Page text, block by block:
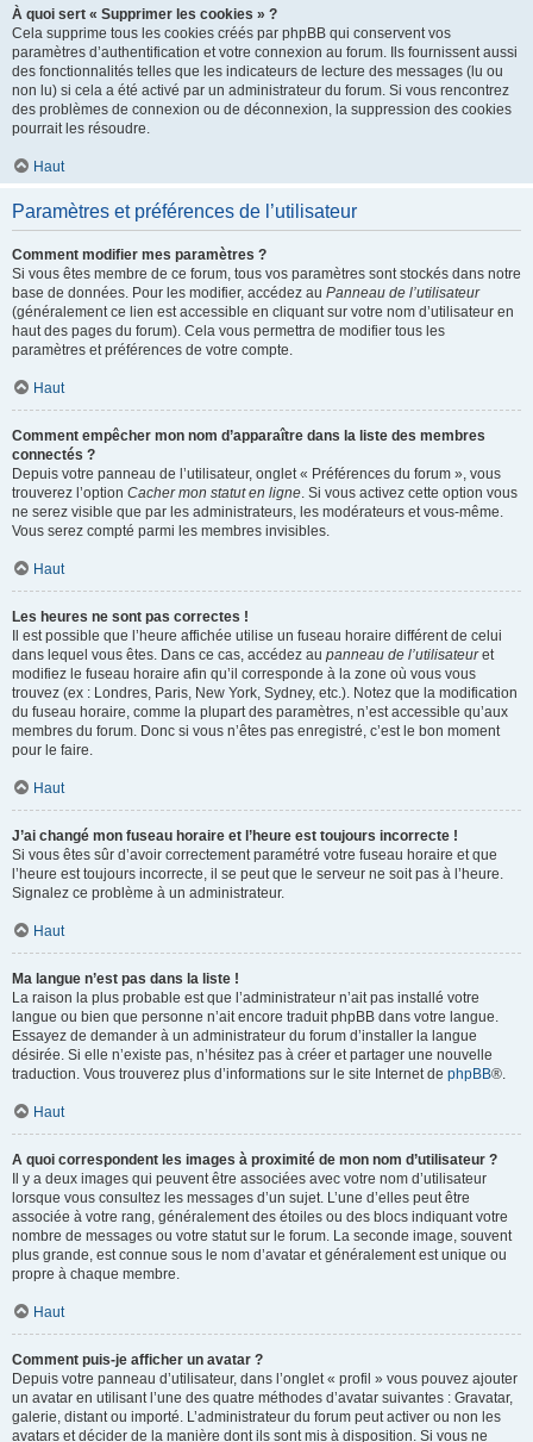
À quoi sert « Supprimer les cookies » ?
Cela supprime tous les cookies créés par phpBB qui conservent vos
paramètres d’authentification et votre connexion au forum. Ils fournissent aussi
des fonctionnalités telles que les indicateurs de lecture des messages (lu ou
non lu) si cela a été activé par un administrateur du forum. Si vous rencontrez
des problèmes de connexion ou de déconnexion, la suppression des cookies
pourrait les résoudre.
Haut
Paramètres et préférences de l’utilisateur
Comment modifier mes paramètres ?
Si vous êtes membre de ce forum, tous vos paramètres sont stockés dans notre
base de données. Pour les modifier, accédez au Panneau de l’utilisateur
(généralement ce lien est accessible en cliquant sur votre nom d’utilisateur en
haut des pages du forum). Cela vous permettra de modifier tous les
paramètres et préférences de votre compte.
Haut
Comment empêcher mon nom d’apparaître dans la liste des membres
connectés ?
Depuis votre panneau de l’utilisateur, onglet « Préférences du forum », vous
trouverez l’option Cacher mon statut en ligne. Si vous activez cette option vous
ne serez visible que par les administrateurs, les modérateurs et vous-même.
Vous serez compté parmi les membres invisibles.
Haut
Les heures ne sont pas correctes !
Il est possible que l’heure affichée utilise un fuseau horaire différent de celui
dans lequel vous êtes. Dans ce cas, accédez au panneau de l’utilisateuret
modifiez le fuseau horaire afin qu’il corresponde à la zone où vous vous
trouvez (ex : Londres, Paris, New York, Sydney, etc.). Notez que la modification
du fuseau horaire, comme la plupart des paramètres, n’est accessible qu’aux
membres du forum. Donc si vous n’êtes pas enregistré, c’est le bon moment
pour le faire.
Haut
J’ai changé mon fuseau horaire et l’heure est toujours incorrecte !
Si vous êtes sûr d’avoir correctement paramétré votre fuseau horaire et que
l’heure est toujours incorrecte, il se peut que le serveur ne soit pas à l’heure.
Signalez ce problème à un administrateur.
Haut
Ma langue n’est pas dans la liste !
La raison la plus probable est que l’administrateur n’ait pas installé votre
langue ou bien que personne n’ait encore traduit phpBB dans votre langue.
Essayez de demander à un administrateur du forum d’installer la langue
désirée. Si elle n’existe pas, n’hésitez pas à créer et partager une nouvelle
traduction. Vous trouverez plus d’informations sur le site Internet de phpBB®.
Haut
A quoi correspondent les images à proximité de mon nom d’utilisateur ?
Il y a deux images qui peuvent être associées avec votre nom d’utilisateur
lorsque vous consultez les messages d’un sujet. L’une d’elles peut être
associée à votre rang, généralement des étoiles ou des blocs indiquant votre
nombre de messages ou votre statut sur le forum. La seconde image, souvent
plus grande, est connue sous le nom d’avatar et généralement est unique ou
propre à chaque membre.
Haut
Comment puis-je afficher un avatar ?
Depuis votre panneau d’utilisateur, dans l’onglet « profil » vous pouvez ajouter
un avatar en utilisant l’une des quatre méthodes d’avatar suivantes : Gravatar,
galerie, distant ou importé. L’administrateur du forum peut activer ou non les
avatars et décider de la manière dont ils sont mis à disposition. Si vous ne